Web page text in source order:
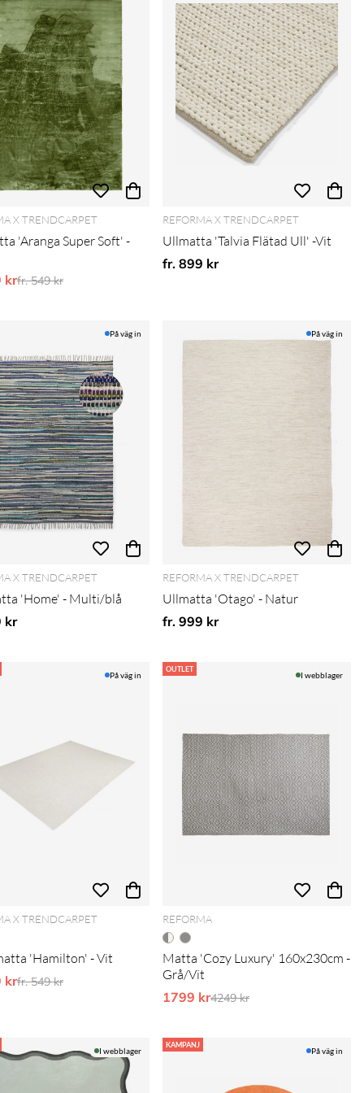
X TRENDCARPET
'Aranga Super Soft' -
krOrdinarie pris:
fr. 549 kr
REFORMA X TRENDCARPET
Ullmatta 'Talvia Flätad Ull' -Vit
fr. 899 kr
På väg in
X TRENDCARPET
'Home' - Multi/blå
kr
På väg in
REFORMA X TRENDCARPET
Ullmatta 'Otago' - Natur
fr. 999 kr
På väg in
X TRENDCARPET
'Hamilton' - Vit
krOrdinarie pris:
fr. 549 kr
OUTLET
I webblager
REFORMA
Matta 'Cozy Luxury' 160x230cm -
Grå/Vit
1799 krOrdinarie pris:
4249 kr
I webblager
KAMPANJ
På väg in